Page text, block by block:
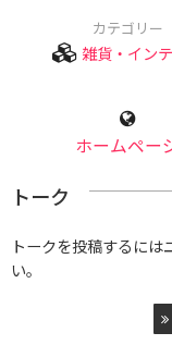
カテゴリー
雑貨・イン
ホームペー
トーク
トークを投稿するに
い。